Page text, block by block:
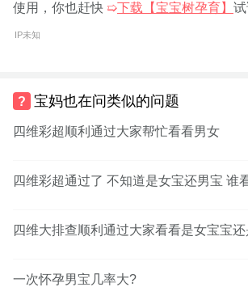
使用，你也赶快 ➯下载【宝宝树孕育】 试
IP未知
宝妈也在问类似的问题
四维彩超顺利通过大家帮忙看看男女
四维彩超
四维大排查顺利通过大家看看是女宝宝
一次怀孕男宝几率大?